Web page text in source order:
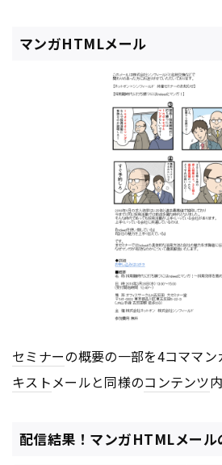
マンガHTMLメール
セミナーの概要の一部を4コママ
キストメールと同様のコンテンツ
配信結果！マンガHTMLメール